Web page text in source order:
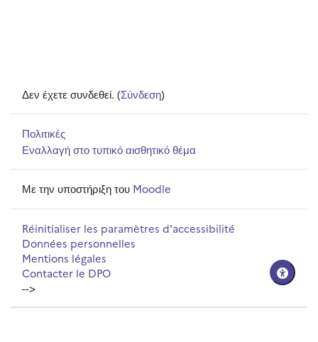
Δεν έχετε συνδεθεί. (Σύνδεση)
Πολιτικές
Εναλλαγή στο τυπικό αισθητικό θέμα
Με την υποστήριξη του Moodle
Réinitialiser les paramètres d'accessibilité
Données personnelles
Mentions légales
Contacter le DPO
-->